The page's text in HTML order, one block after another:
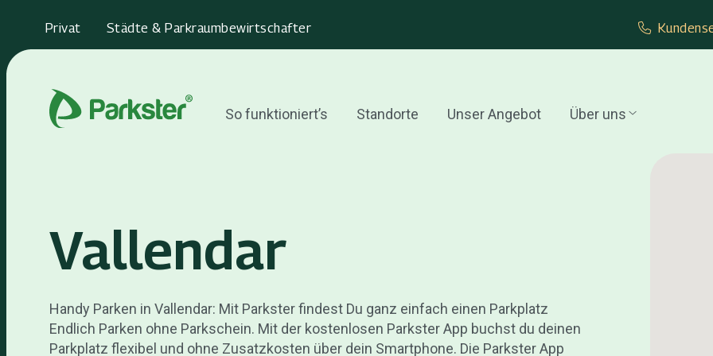
Privat Städte & Parkraumbewirtschafter
So funktioniert’s Standorte Unser Angebot Über uns
Vallendar
Handy Parken in Vallendar: Mit Parkster findest Du ganz einfach einen Parkplatz
Endlich Parken ohne Parkschein. Mit der kostenlosen Parkster App buchst du deinen
Parkplatz flexibel und ohne Zusatzkosten über dein Smartphone. Die Parkster App